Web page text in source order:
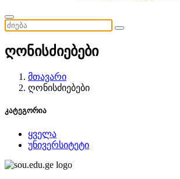
ღონისძიებები
მთავარი
ღონისძიებები
კატეგორია
ყველა
უნივერსიტეტი